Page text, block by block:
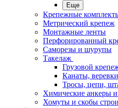
Еще
Крепежные
Метрический крепеж
Монтажные ленты
Перфорированный
Саморезы и шурупы
Такелаж
Грузовой
Канаты,
Тросы, цепи,
Химические анкеры и
Хомуты и скобы